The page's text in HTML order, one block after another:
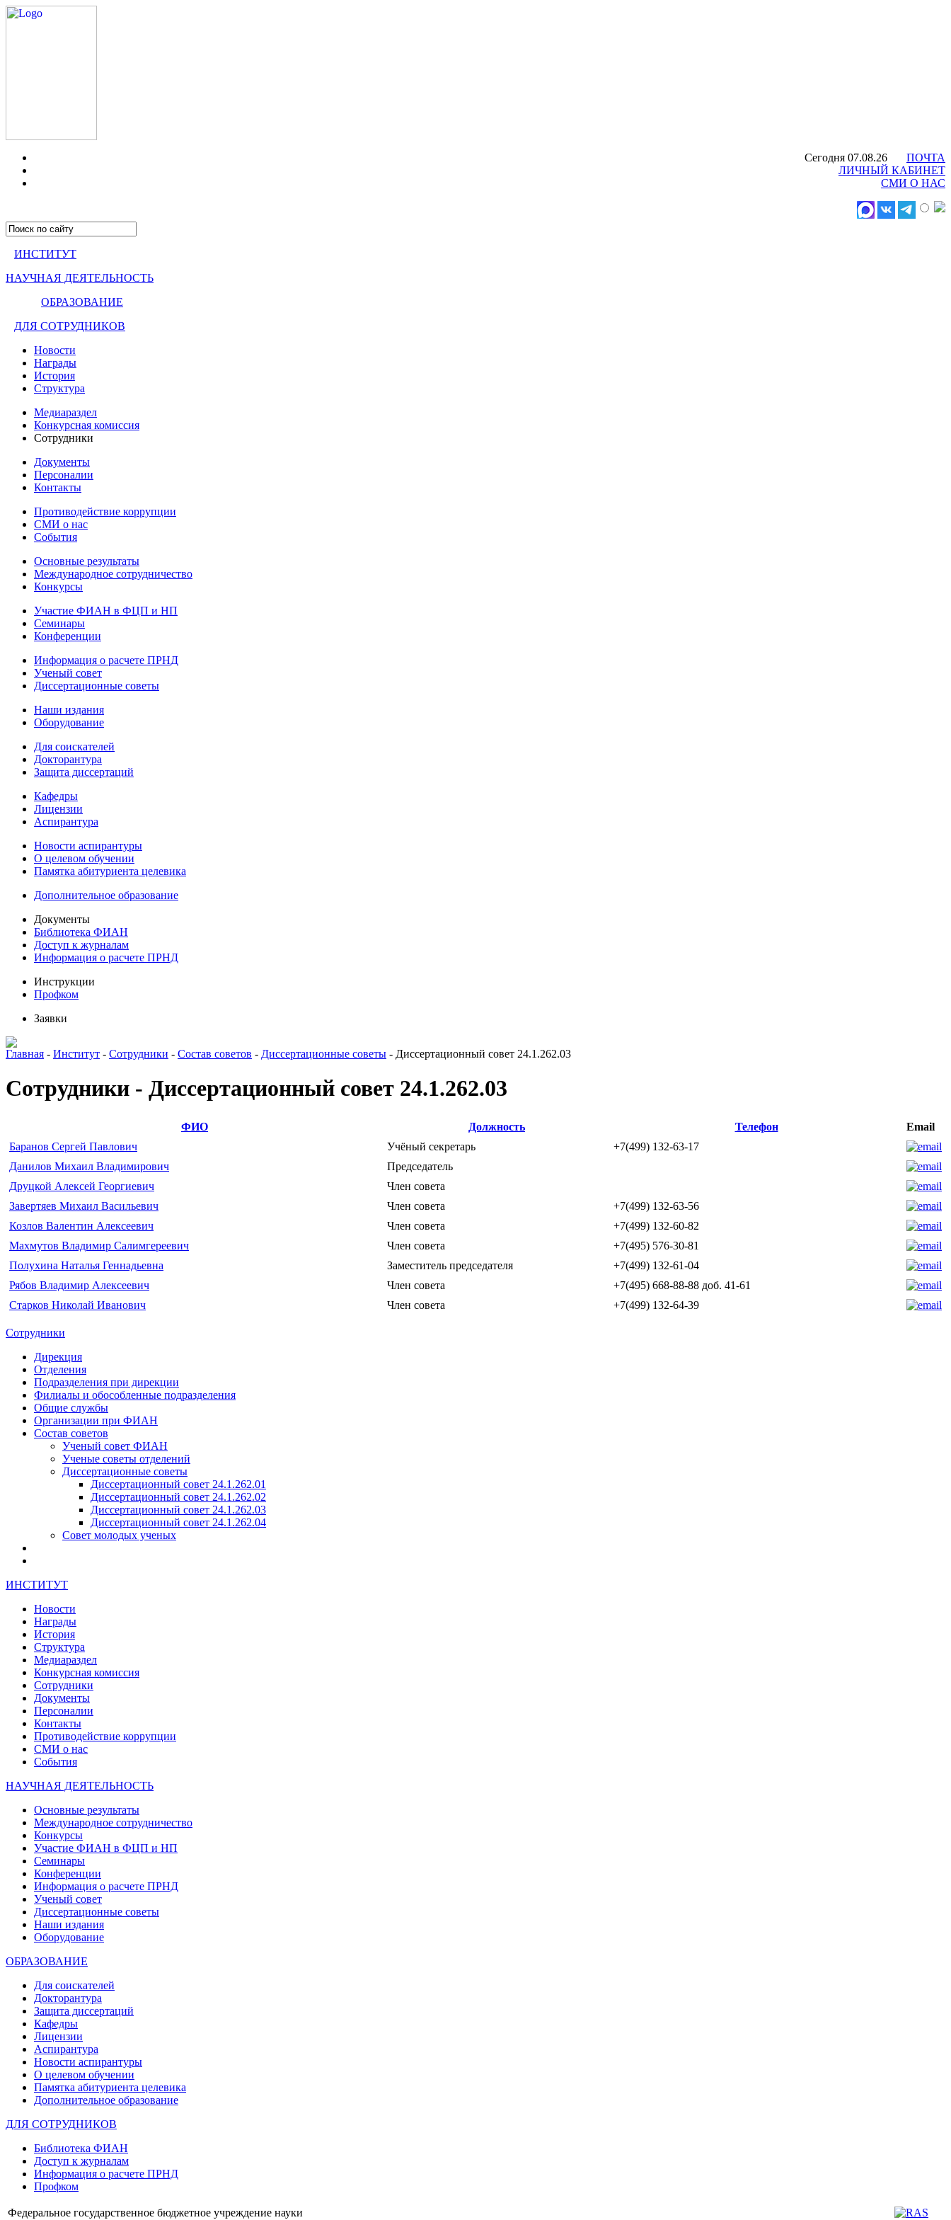
Сегодня 07.08.26
ПОЧТА
ЛИЧНЫЙ КАБИНЕТ
СМИ О НАС
ИНСТИТУТ
НАУЧНАЯ ДЕЯТЕЛЬНОСТЬ
ОБРАЗОВАНИЕ
ДЛЯ СОТРУДНИКОВ
Новости
Награды
История
Структура
Медиараздел
Конкурсная комиссия
Сотрудники
Документы
Персоналии
Контакты
Противодействие коррупции
СМИ о нас
События
Основные результаты
Международное сотрудничество
Конкурсы
Участие ФИАН в ФЦП и НП
Семинары
Конференции
Информация о расчете ПРНД
Ученый совет
Диссертационные советы
Наши издания
Оборудование
Для соискателей
Докторантура
Защита диссертаций
Кафедры
Лицензии
Аспирантура
Новости аспирантуры
О целевом обучении
Памятка абитуриента целевика
Дополнительное образование
Документы
Библиотека ФИАН
Доступ к журналам
Информация о расчете ПРНД
Инструкции
Профком
Заявки
Главная - Институт - Сотрудники - Состав советов - Диссертационные советы - Диссертационный совет 24.1.262.03
Сотрудники - Диссертационный совет 24.1.262.03
ФИО Должность Телефон
Email
Баранов Сергей Павлович
Учёный секретарь
+7(499) 132-63-17
Данилов Михаил Владимирович
Председатель
Друцкой Алексей Георгиевич
Член совета
Завертяев Михаил Васильевич
Член совета
+7(499) 132-63-56
Козлов Валентин Алексеевич
Член совета
+7(499) 132-60-82
Махмутов Владимир Салимгереевич
Член совета
+7(495) 576-30-81
Полухина Наталья Геннадьевна
Заместитель председателя
+7(499) 132-61-04
Рябов Владимир Алексеевич
Член совета
+7(495) 668-88-88 доб. 41-61
Старков Николай Иванович
Член совета +7(499) 132-64-39
Сотрудники
Дирекция
Отделения
Подразделения при дирекции
Филиалы и обособленные подразделения
Общие службы
Организации при ФИАН
Состав советов
Ученый совет ФИАН
Ученые советы отделений
Диссертационные советы
Диссертационный совет 24.1.262.01
Диссертационный совет 24.1.262.02
Диссертационный совет 24.1.262.03
Диссертационный совет 24.1.262.04
Совет молодых ученых
ИНСТИТУТ
Новости
Награды
История
Структура
Медиараздел
Конкурсная комиссия
Сотрудники
Документы
Персоналии
Контакты
Противодействие коррупции
СМИ о нас
События
НАУЧНАЯ ДЕЯТЕЛЬНОСТЬ
Основные результаты
Международное сотрудничество
Конкурсы
Участие ФИАН в ФЦП и НП
Семинары
Конференции
Информация о расчете ПРНД
Ученый совет
Диссертационные советы
Наши издания
Оборудование
ОБРАЗОВАНИЕ
Для соискателей
Докторантура
Защита диссертаций
Кафедры
Лицензии
Аспирантура
Новости аспирантуры
О целевом обучении
Памятка абитуриента целевика
Дополнительное образование
ДЛЯ СОТРУДНИКОВ
Библиотека ФИАН
Доступ к журналам
Информация о расчете ПРНД
Профком
Федеральное государственное бюджетное учреждение науки